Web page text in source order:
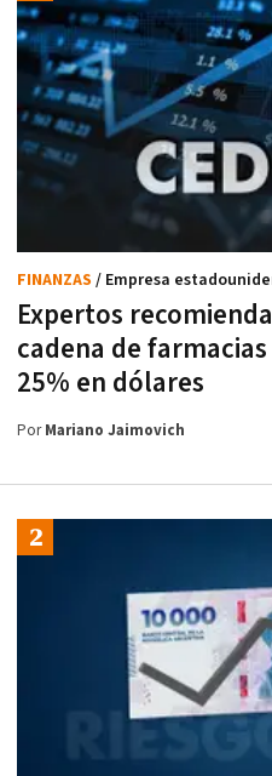
Expertos
cadena de
25% en dólares
FINANZAS / Empresa
PorMariano Jaimovich